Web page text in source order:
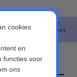
verstuurd. Alles
Onze excuses